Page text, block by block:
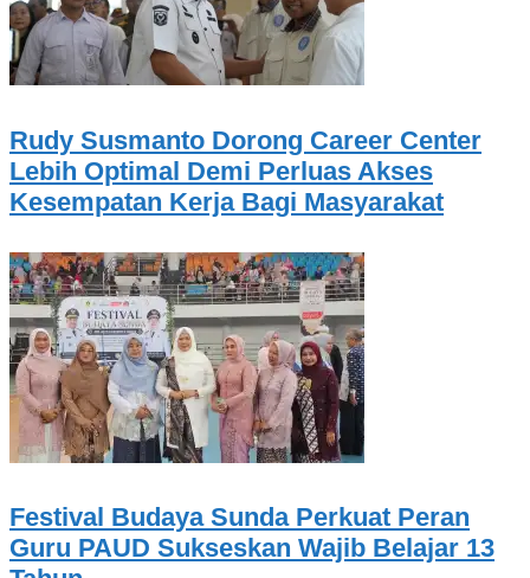
Rudy Susmanto Dorong Career Center
Lebih Optimal Demi Perluas Akses
Kesempatan Kerja Bagi Masyarakat
Festival Budaya Sunda Perkuat Peran
Guru PAUD Sukseskan Wajib Belajar 13